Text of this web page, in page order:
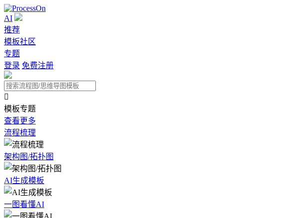
AI
推荐
模板社区
专题
登录 免费注册

模板专题
查看更多
流程梳理
架构图/拓扑图
AI生成模板
一图看懂AI